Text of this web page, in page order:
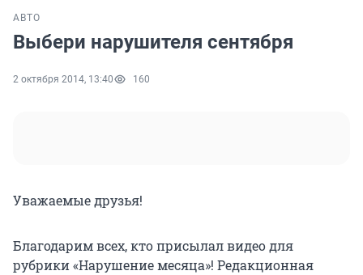
АВТО
Выбери нарушителя сентября
2 октября 2014, 13:40 160
Уважаемые друзья!
Благодарим всех, кто присылал видео для
рубрики «Нарушение месяца»! Редакционная